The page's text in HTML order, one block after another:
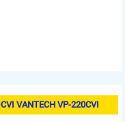
VANTECH VP-220CVI